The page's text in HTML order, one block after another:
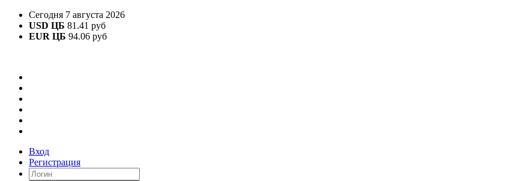
Сегодня 7 августа 2026
USD ЦБ 81.41 руб
EUR ЦБ 94.06 руб
Вход
Регистрация